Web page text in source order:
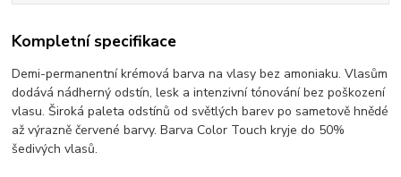
Kompletní specifikace
Demi-permanentní krémová barva na vlasy bez amoniaku. Vlasům
dodává nádherný odstín, lesk a intenzivní tónování bez poškození
vlasu. Široká paleta odstínů od světlých barev po sametově hnědé
až výrazně červené barvy. Barva Color Touch kryje do 50%
šedivých vlasů.